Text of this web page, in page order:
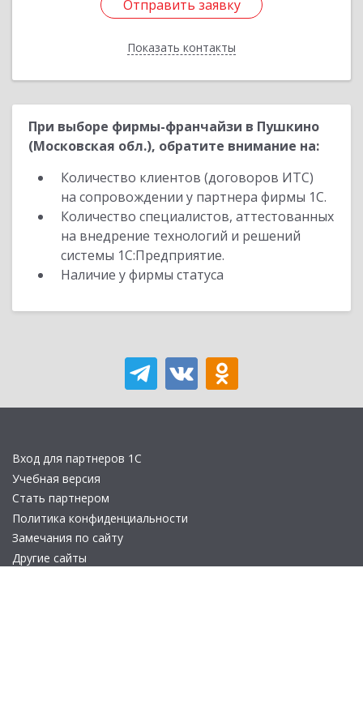
Отправить заявку
Показать контакты
Отправить заявку
Назад
При выборе фирмы-франчайзи в Пушкино
(Московская обл.), обратите внимание на:
Количество клиентов (договоров ИТС)
на сопровождении у партнера фирмы 1С.
Количество специалистов, аттестованных
на внедрение технологий и решений
системы 1С:Предприятие.
Наличие у фирмы статуса
Вход для партнеров 1С
Учебная версия
Стать партнером
Политика конфиденциальности
Замечания по сайту
Другие сайты